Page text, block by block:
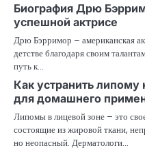
Биография Дрю
успешной актрисе
Дрю Бэрримор – американская
детстве благодаря своим
путь к…
Как устранить липому
для домашнего
Липомы в лицевой зоне – это
состоящие из жировой ткани,
но неопасный. Дерматологи…